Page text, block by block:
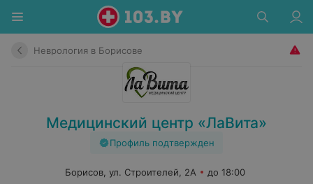
Неврология в Борисове
Медицинский центр «ЛаВита»
Профиль подтвержден
Борисов, ул. Строителей, 2А
до 18:00